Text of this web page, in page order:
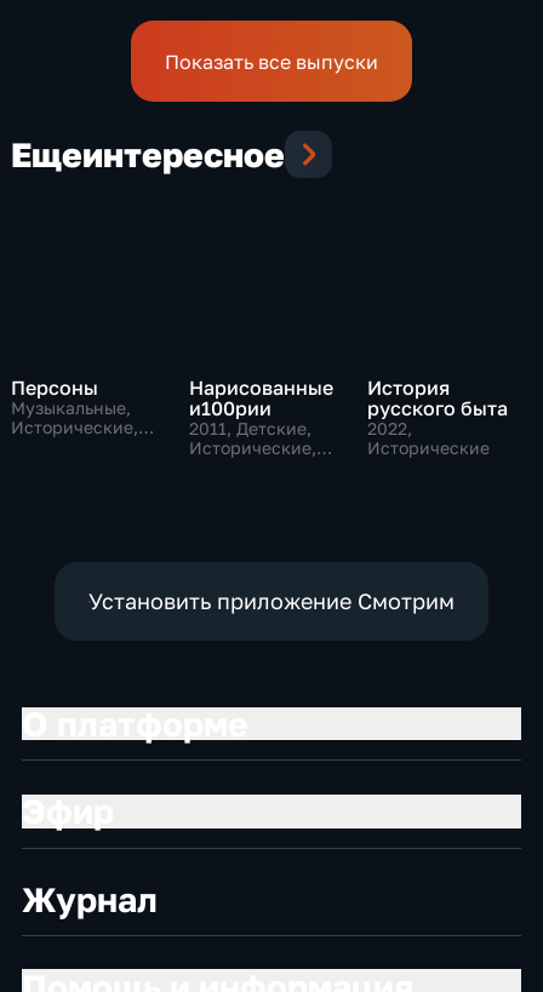
Показать все выпуски
Ещеинтересное
Персоны
Музыкальные,
Исторические,
Нарисованные
и100рии
2011, Детские,
Исторические,
История
русского быта
2022,
Исторические
Установить приложение Смотрим
Журнал